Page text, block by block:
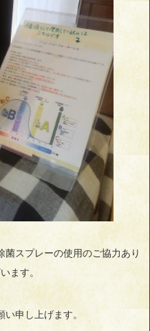
菌スプレーの使用のご協力あり
ます。
申し上げます。